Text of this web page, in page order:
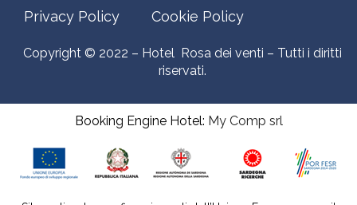
Copyright © 2022 – Hotel Rosa dei venti – Tutti i diritti
riservati.
Privacy Policy Cookie Policy
Booking Engine Hotel: My Comp srl